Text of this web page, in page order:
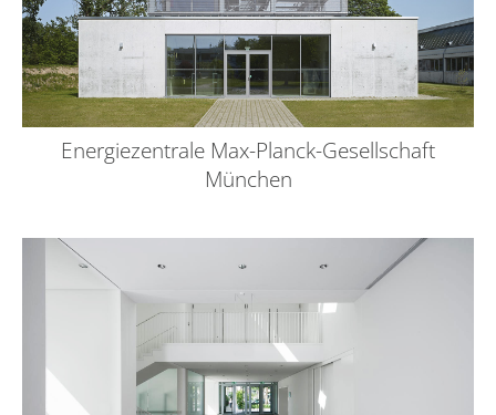
Energiezentrale Max-Planck-Gesellschaft
München